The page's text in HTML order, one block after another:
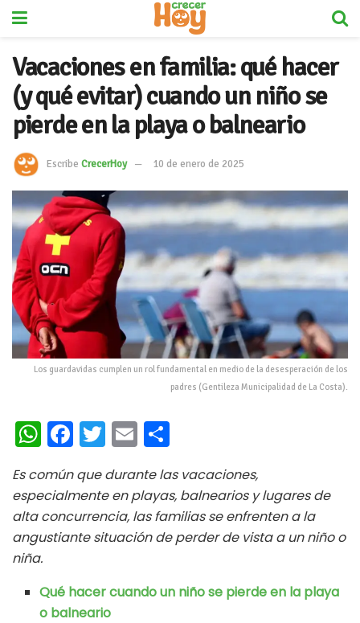
Vacaciones en familia: qué hacer
(y qué evitar) cuando un niño se
pierde en la playa o balneario
Escribe CrecerHoy 10 de enero de 2025
Los guardavidas cumplen un rol fundamental en medio de la desesperación de los
padres (Gentileza Municipalidad de La Costa).
W
at
s
A
p
p
Fa
b
oo
k
T
tt
er
E
ai
l
m
p
ar
r
Es común que durante las vacaciones,
especialmente en playas, balnearios y lugares de
alta concurrencia, las familias se enfrenten a la
angustiante situación de perder de vista a un niño o
niña.
Qué hacer cuando un niño se pierde en la playa
o balneario